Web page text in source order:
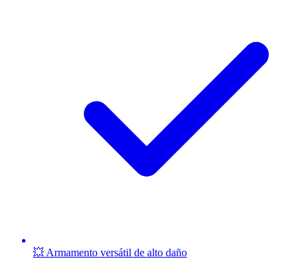
💥 Armamento versátil de alto daño